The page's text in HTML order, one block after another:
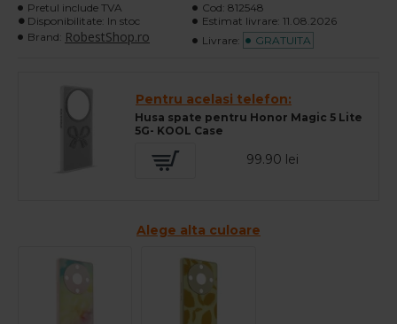
Pretul include TVA
Disponibilitate: In stoc
Brand: RobestShop.ro
Cod: 812548
Estimat livrare: 11.08.2026
Livrare:
GRATUITA
Pentru acelasi telefon:
Husa spate pentru Honor Magic 5 Lite
5G- KOOL Case
99.90 lei
Alege alta culoare